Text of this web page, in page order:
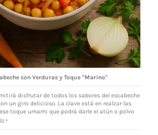
con Verduras y Toque "Marino"
disfrutar de todos los sabores del escabeche
un giro delicioso. La clave está en realzar las
toque umami que podrá darle el atún o polvo